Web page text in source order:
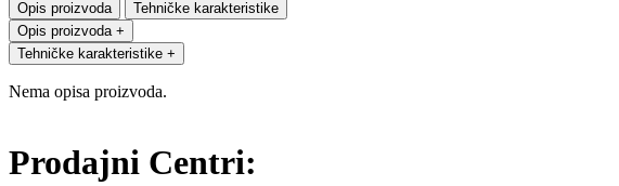
Opis proizvoda
Tehničke karakteristike
Opis proizvoda +
Tehničke karakteristike +
Nema opisa proizvoda.
Prodajni Centri: